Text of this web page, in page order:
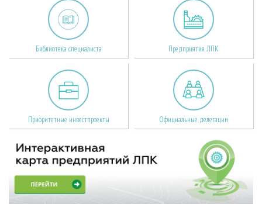
Библиотека специалиста Предприятия ЛПК
Приоритетные инвестпроекты Официальные делегации